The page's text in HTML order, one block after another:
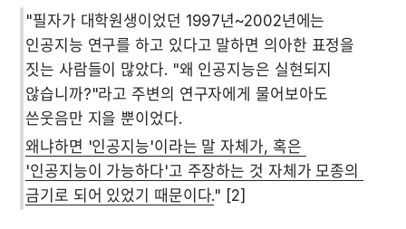
"필자가 대학원생이었던 1997년~2002년에는
인공지능 연구를 하고 있다고 말하면 의아한 표정을
짓는 사람들이 많았다. "왜 인공지능은 실현되지
않습니까?"라고 주변의 연구자에게 물어보아도
쓴웃음만 지을 뿐이었다.
왜냐하면 '인공지능'이라는 말 자체가, 혹은
'인공지능이 가능하다'고 주장하는 것 자체가 모종의
금기로 되어 있었기 때문이다." [2]